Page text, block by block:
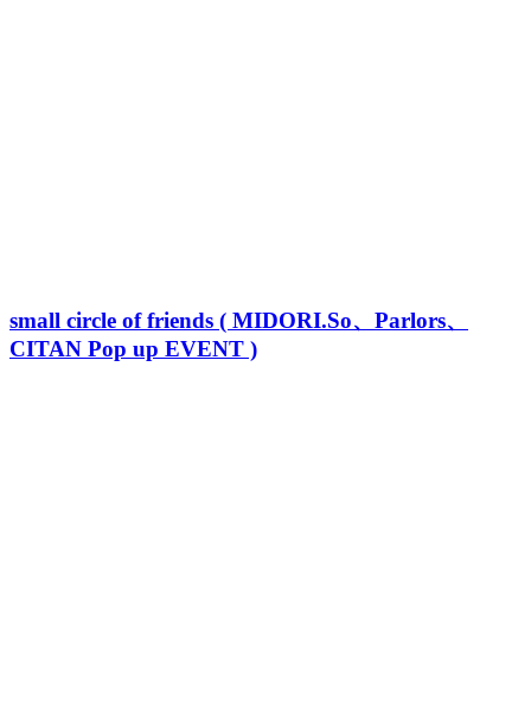
small circle of friends ( MIDORI.So、Parlors、
CITAN Pop up EVENT )